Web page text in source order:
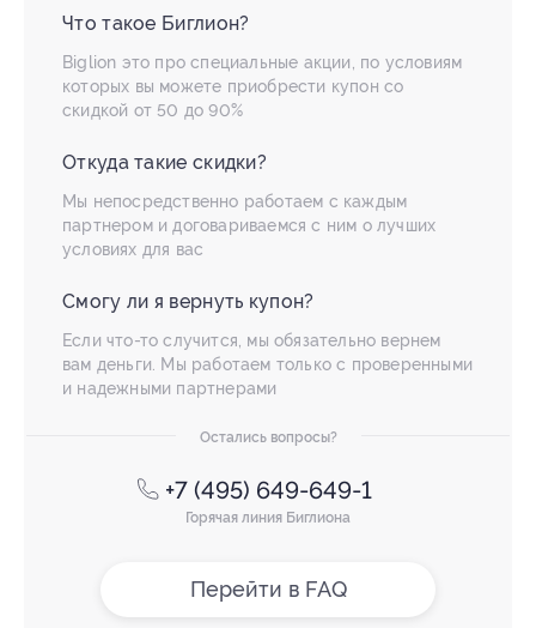
Что такое Биглион?
Biglion это про специальные акции, по условиям
которых вы можете приобрести купон со
скидкой от 50 до 90%
Откуда такие скидки?
Мы непосредственно работаем с каждым
партнером и договариваемся с ним о лучших
условиях для вас
Смогу ли я вернуть купон?
Если что-то случится, мы обязательно вернем
вам деньги. Мы работаем только с проверенными
и надежными партнерами
Остались вопросы?
+7 (495) 649-649-1
Горячая линия Биглиона
Перейти в FAQ